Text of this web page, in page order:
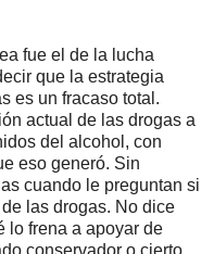
fue el de la lucha
que la estrategia
es un fracaso total.
actual de las drogas a
del alcohol, con
eso generó. Sin
cuando le preguntan si
las drogas. No dice
lo frena a apoyar de
conservador o cierto